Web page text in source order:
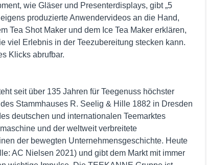
wie Gläser und Presenterdisplays, gibt „5
produzierte Anwendervideos an die Hand,
Tea Shot Maker und dem Ice Tea Maker erklären,
viel Erlebnis in der Teezubereitung stecken kann.
Klicks abrufbar.
seit über 135 Jahren für Teegenuss höchster
Stammhauses R. Seelig & Hille 1882 in Dresden
deutschen und internationalen Teemarktes
und der weltweit verbreitete
der bewegten Unternehmensgeschichte. Heute
AC Nielsen 2021) und gibt dem Markt mit immer